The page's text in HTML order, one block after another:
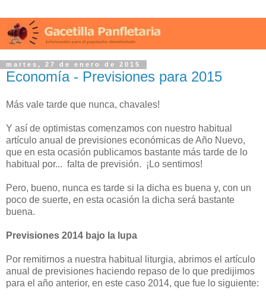
martes, 27 de enero de 2015
Economía - Previsiones para 2015
Más vale tarde que nunca, chavales!
Y así de optimistas comenzamos con nuestro habitual
artículo anual de previsiones económicas de Año Nuevo,
que en esta ocasión publicamos bastante más tarde de lo
habitual por... falta de previsión. ¡Lo sentimos!
Pero, bueno, nunca es tarde si la dicha es buena y, con un
poco de suerte, en esta ocasión la dicha será bastante
buena.
Previsiones 2014 bajo la lupa
Por remitirnos a nuestra habitual liturgia, abrimos el artículo
anual de previsiones haciendo repaso de lo que predijimos
para el año anterior, en este caso 2014, que fue lo siguiente: